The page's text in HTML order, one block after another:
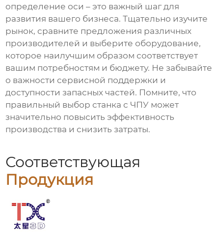
определение оси – это важный шаг для
развития вашего бизнеса. Тщательно изучите
рынок, сравните предложения различных
производителей и выберите оборудование,
которое наилучшим образом соответствует
вашим потребностям и бюджету. Не забывайте
о важности сервисной поддержки и
доступности запасных частей. Помните, что
правильный выбор станка с ЧПУ может
значительно повысить эффективность
производства и снизить затраты.
Соответствующая
Продукция